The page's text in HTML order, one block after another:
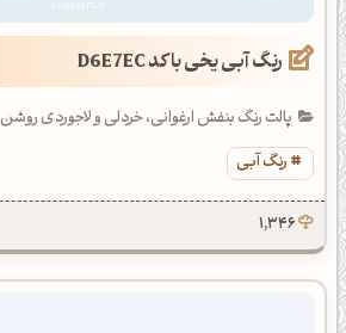
رنگ آبی یخی با کد D6E7EC
پالت رنگ بنفش ارغوانی، خردلی و لاجوردی روشن
رنگ آبی
1,346